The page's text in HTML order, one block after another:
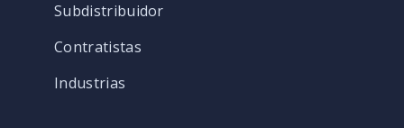
Subdistribuidor
Contratistas
Industrias